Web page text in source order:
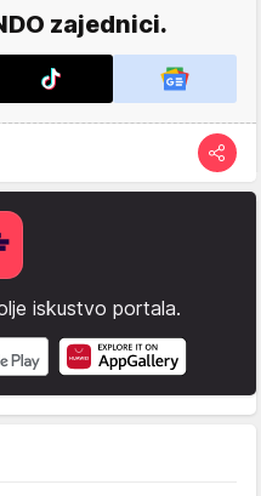
zajednici.
iskustvo portala.